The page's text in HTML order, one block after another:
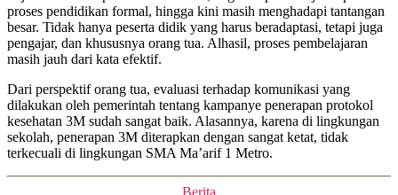
Lingkungan
Sekolah
proses pendidikan formal, hingga kini masih menghadapi tantangan
besar. Tidak hanya peserta didik yang harus beradaptasi, tetapi juga
pengajar, dan khususnya orang tua. Alhasil, proses pembelajaran
masih jauh dari kata efektif.
Dari perspektif orang tua, evaluasi terhadap komunikasi yang
dilakukan oleh pemerintah tentang kampanye penerapan protokol
kesehatan 3M sudah sangat baik. Alasannya, karena di lingkungan
sekolah, penerapan 3M diterapkan dengan sangat ketat, tidak
terkecuali di lingkungan SMA Ma’arif 1 Metro.
Kategori
Berita